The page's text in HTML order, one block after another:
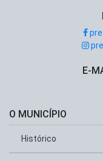
E-
O MUNICÍPIO
Histórico